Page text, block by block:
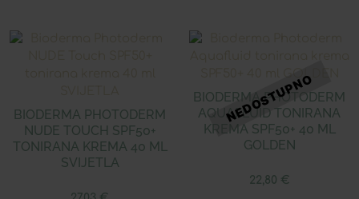
BIODERMA PHOTODERM
NUDE TOUCH SPF50+
TONIRANA KREMA 40 ML
SVIJETLA
BIODERMA PHOTODERM
AQUAFLUID TONIRANA
KREMA SPF50+ 40 ML
GOLDEN
22,80 €